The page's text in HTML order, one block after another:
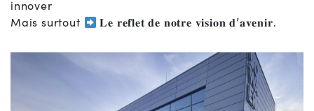
innover
Mais surtout
𝐋𝐞 𝐫𝐞𝐟𝐥𝐞𝐭 𝐝𝐞 𝐧𝐨𝐭𝐫𝐞 𝐯𝐢𝐬𝐢𝐨𝐧 𝐝’𝐚𝐯𝐞𝐧𝐢𝐫.